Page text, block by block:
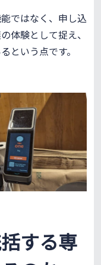
ではなく、申し込
体験として捉え、
という点です。
する専